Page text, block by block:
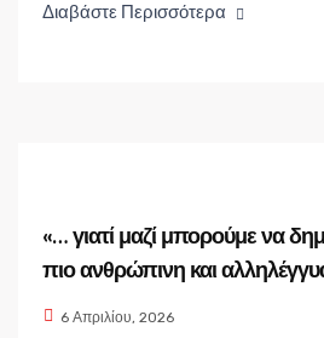
Διαβάστε Περισσότερα
«… γιατί μαζί μπορούμε να
πιο ανθρώπινη και
6 Απριλίου, 2026